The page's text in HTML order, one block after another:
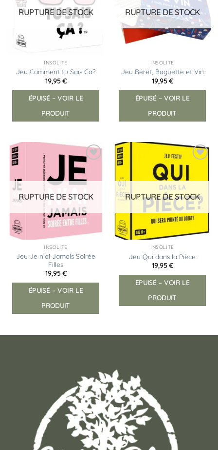
d’envies
RUPTURE DE STOCK
INSOLITE
Jeu Comment tu Sais Cà?
19,95€
ÉPUISÉ – VOIR LE
PRODUIT
d’envies
RUPTURE DE STOCK
INSOLITE
Jeu Béret, Baguette et Vin
19,95€
ÉPUISÉ – VOIR LE
PRODUIT
Ajouter
à la
liste
d’envies
RUPTURE DE STOCK
INSOLITE
Jeu Je n’ai Jamais Soirée
Filles
19,95€
ÉPUISÉ – VOIR LE
PRODUIT
Ajouter
liste
d’envies
RUPTURE DE STOCK
INSOLITE
Jeu Qui dans la Pièce
19,95€
ÉPUISÉ – VOIR LE
PRODUIT